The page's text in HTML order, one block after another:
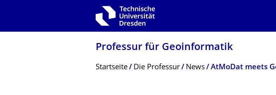
Zur Hauptnavigation springen
Professur für Geoinformatik
Breadcrumb-Menü
Startseite Die Professur News AtMoDat meets